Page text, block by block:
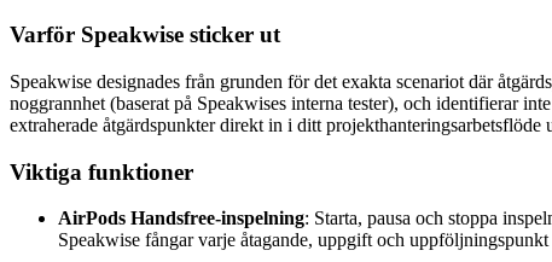
Varför Speakwise sticker ut
Speakwise designades från grunden för det exakta scenariot där
noggrannhet (baserat på Speakwises interna tester), och identifierar
extraherade åtgärdspunkter direkt in i ditt
Viktiga funktioner
AirPods Handsfree-inspelning: Starta, pausa och stoppa
Speakwise fångar varje åtagande, uppgift och